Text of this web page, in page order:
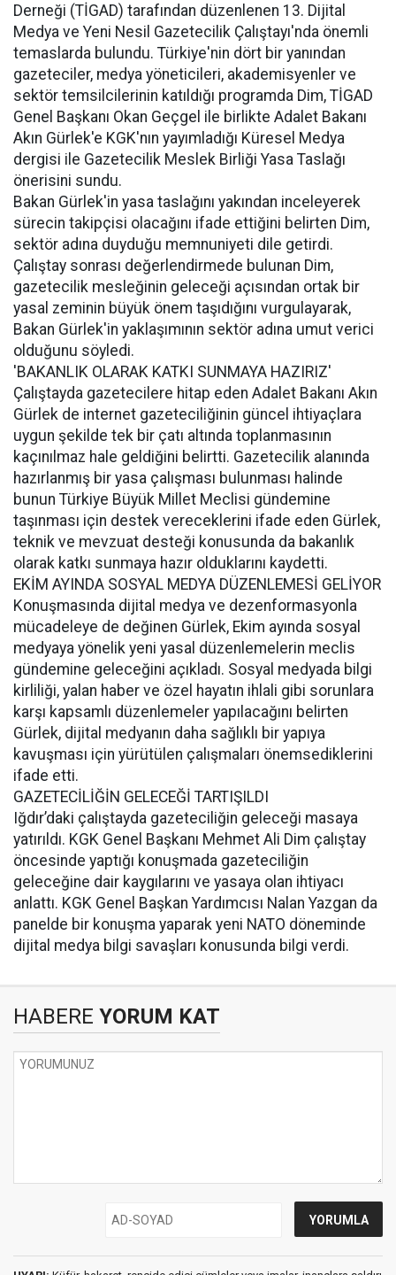
Derneği (TİGAD) tarafından düzenlenen 13. Dijital
Medya ve Yeni Nesil Gazetecilik Çalıştayı'nda önemli
temaslarda bulundu. Türkiye'nin dört bir yanından
gazeteciler, medya yöneticileri, akademisyenler ve
sektör temsilcilerinin katıldığı programda Dim, TİGAD
Genel Başkanı Okan Geçgel ile birlikte Adalet Bakanı
Akın Gürlek'e KGK'nın yayımladığı Küresel Medya
dergisi ile Gazetecilik Meslek Birliği Yasa Taslağı
önerisini sundu.
Bakan Gürlek'in yasa taslağını yakından inceleyerek
sürecin takipçisi olacağını ifade ettiğini belirten Dim,
sektör adına duyduğu memnuniyeti dile getirdi.
Çalıştay sonrası değerlendirmede bulunan Dim,
gazetecilik mesleğinin geleceği açısından ortak bir
yasal zeminin büyük önem taşıdığını vurgulayarak,
Bakan Gürlek'in yaklaşımının sektör adına umut verici
olduğunu söyledi.
'BAKANLIK OLARAK KATKI SUNMAYA HAZIRIZ'
Çalıştayda gazetecilere hitap eden Adalet Bakanı Akın
Gürlek de internet gazeteciliğinin güncel ihtiyaçlara
uygun şekilde tek bir çatı altında toplanmasının
kaçınılmaz hale geldiğini belirtti. Gazetecilik alanında
hazırlanmış bir yasa çalışması bulunması halinde
bunun Türkiye Büyük Millet Meclisi gündemine
taşınması için destek vereceklerini ifade eden Gürlek,
teknik ve mevzuat desteği konusunda da bakanlık
olarak katkı sunmaya hazır olduklarını kaydetti.
EKİM AYINDA SOSYAL MEDYA DÜZENLEMESİ GELİYOR
Konuşmasında dijital medya ve dezenformasyonla
mücadeleye de değinen Gürlek, Ekim ayında sosyal
medyaya yönelik yeni yasal düzenlemelerin meclis
gündemine geleceğini açıkladı. Sosyal medyada bilgi
kirliliği, yalan haber ve özel hayatın ihlali gibi sorunlara
karşı kapsamlı düzenlemeler yapılacağını belirten
Gürlek, dijital medyanın daha sağlıklı bir yapıya
kavuşması için yürütülen çalışmaları önemsediklerini
ifade etti.
GAZETECİLİĞİN GELECEĞİ TARTIŞILDI
Iğdır’daki çalıştayda gazeteciliğin geleceği masaya
yatırıldı. KGK Genel Başkanı Mehmet Ali Dim çalıştay
öncesinde yaptığı konuşmada gazeteciliğin
geleceğine dair kaygılarını ve yasaya olan ihtiyacı
anlattı. KGK Genel Başkan Yardımcısı Nalan Yazgan da
panelde bir konuşma yaparak yeni NATO döneminde
dijital medya bilgi savaşları konusunda bilgi verdi.
HABERE YORUM KAT